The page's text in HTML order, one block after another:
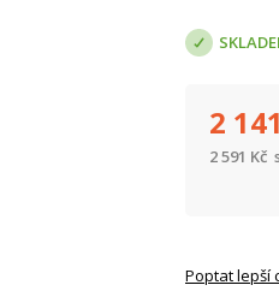
2 141
2 591 Kč
Poptat lepší